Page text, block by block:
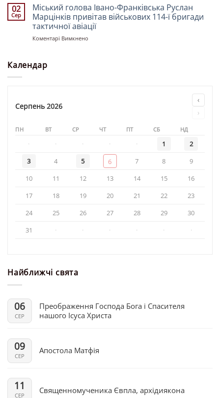
Преображення
Господа
Бога
КНП
Прикарпатського
клінічного
онкологічного
02
Сер
Міський голова Івано-Франківська Руслан
Марцінків привітав військових 114-ї бригади
тактичної авіації
Коментарі Вимкнено
бригади
Календар
Серпень 2026
‹
›
ПН ВТ СР ЧТ ПТ СБ НД
· · · · · 1
2
3
4 5 6 7 8
9
10
11 12 13 14 15
16
17
18 19 20 21 22
23
24
25 26 27 28 29
30
31
· · · · · ·
Найближчі свята
06
СЕР
Преображення Господа Бога і Спасителя
нашого Ісуса Христа
09
СЕР
Апостола Матфія
11
СЕР
Священномученика Євпла, архідиякона